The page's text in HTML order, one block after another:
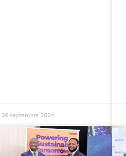
20 septembre 2024